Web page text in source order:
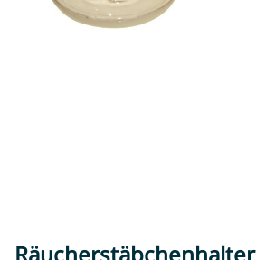
Räucherstäbchenhalter